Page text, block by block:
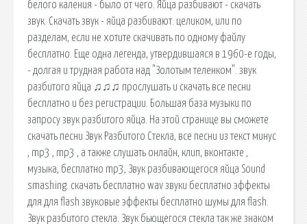
белого каления - было от чего. Яйца разбивают - скачать
звук. Скачать звук - яйца разбивают. целиком, или по
разделам, если не хотите скачивать по одному файлу
бесплатно. Еще одна легенда, утвердившаяся в 1960-е годы,
- долгая и трудная работа над "Золотым теленком". звук
разбитого яйца ♫♫♫ прослушать и скачать все песни
бесплатно и без регистрации. Большая база музыки по
запросу звук разбитого яйца. На этой странице вы сможете
скачать песни Звук Разбитого Стекла, все песни из текст минус
, mp3 , mp3 , а также слушать онлайн, клип, вконтакте ,
музыка, бесплатно mp3, Звук разбивающегося яйца Sound
smashing. скачать бесплатно wav звуки бесплатно эффекты
для для flash звуковые эффекты бесплатно шумы для flash.
Звук разбитого стекла. Звук бьющегося стекла так же знаком